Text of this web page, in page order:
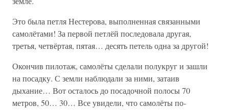
Это была петля Нестерова, выполненная связанными
самолётами! За первой петлёй последовала другая,
третья, четвёртая, пятая… десять петель одна за другой!
Окончив пилотаж, самолёты сделали полукруг и зашли
на посадку. С земли наблюдали за ними, затаив
дыхание… Вот осталось до посадочной полосы 70
метров, 50… 30… Все увидели, что самолёты по-